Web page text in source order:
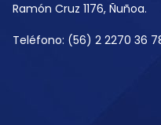
Ramón Cruz 1176, Ñuñoa.
Teléfono: (56) 2 2270 36